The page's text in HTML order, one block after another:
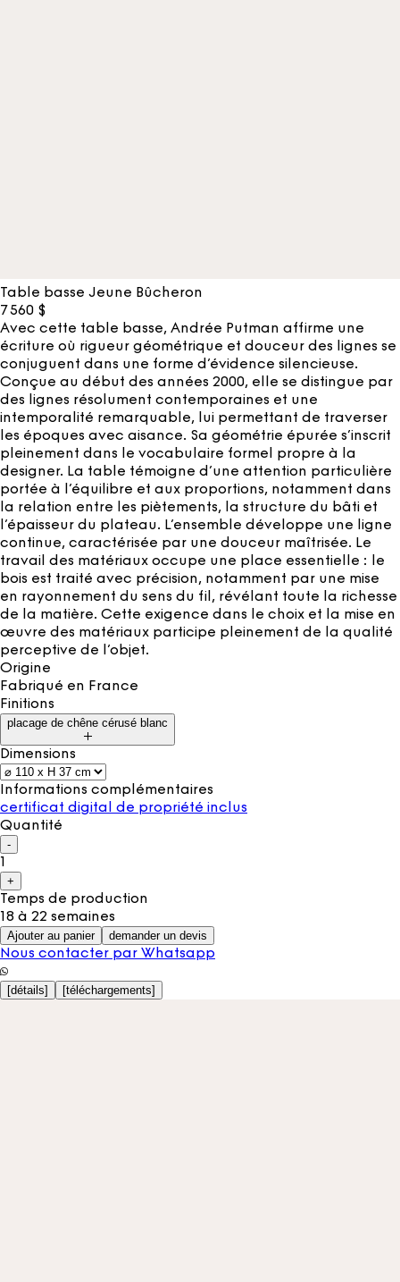
Table basse Jeune Bûcheron
7 560 $
Avec cette table basse, Andrée Putman affirme une
écriture où rigueur géométrique et douceur des lignes se
conjuguent dans une forme d’évidence silencieuse.
Conçue au début des années 2000, elle se distingue par
des lignes résolument contemporaines et une
intemporalité remarquable, lui permettant de traverser
les époques avec aisance. Sa géométrie épurée s’inscrit
pleinement dans le vocabulaire formel propre à la
designer. La table témoigne d’une attention particulière
portée à l’équilibre et aux proportions, notamment dans
la relation entre les piètements, la structure du bâti et
l’épaisseur du plateau. L’ensemble développe une ligne
continue, caractérisée par une douceur maîtrisée. Le
travail des matériaux occupe une place essentielle : le
bois est traité avec précision, notamment par une mise
en rayonnement du sens du fil, révélant toute la richesse
de la matière. Cette exigence dans le choix et la mise en
œuvre des matériaux participe pleinement de la qualité
perceptive de l’objet.
Origine
Fabriqué en France
Finitions
placage de chêne cérusé blanc
Dimensions
Informations complémentaires
certificat digital de propriété inclus
Quantité
-
1
+
Temps de production
18 à 22 semaines
Ajouter au panier demander un devis
Nous contacter par Whatsapp
[détails] [téléchargements]